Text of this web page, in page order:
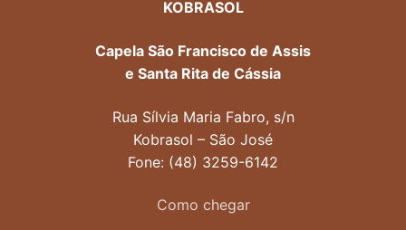
KOBRASOL
Capela São Francisco de Assis
e Santa Rita de Cássia
Rua Sílvia Maria Fabro, s/n
Kobrasol – São José
Fone: (48) 3259-6142
Como chegar